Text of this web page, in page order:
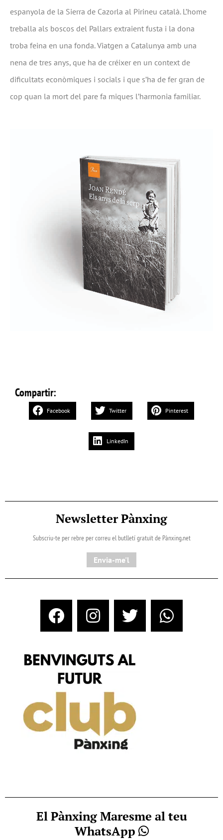
espanyola de la Sierra de Cazorla al Pirineu català. L’home
treballa als boscos del Pallars extraient fusta i la dona
troba feina en una fonda. Viatgen a Catalunya amb una
nena de tres anys, que ha de créixer en un context de
dificultats econòmiques i socials i que s’ha de fer gran de
cop quan la mort del pare fa miques l’harmonia familiar.
Compartir:
Facebook Twitter Pinterest
LinkedIn
Newsletter Pànxing
Subscriu-te per rebre per correu el butlletí gratuït de Pànxing.net​
Envia-me'l
El Pànxing Maresme al teu
WhatsApp